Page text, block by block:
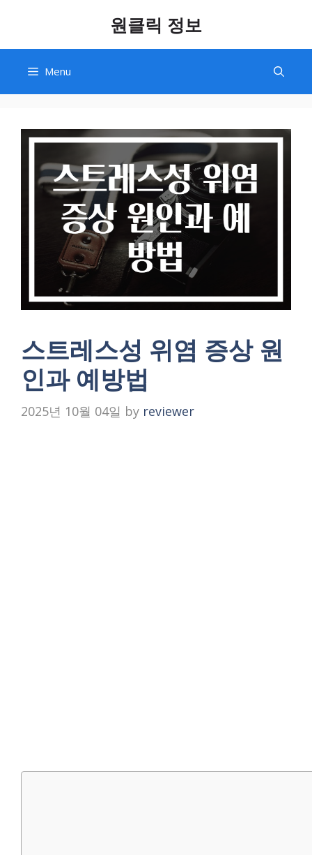
content
원클릭 정보
Menu
스트레스성 위염 증상 원
인과 예방법
2025년 10월 04일 by reviewer